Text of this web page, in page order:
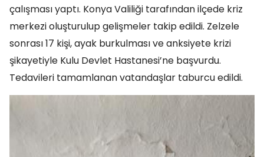
çalışması yaptı. Konya Valiliği tarafından ilçede kriz
merkezi oluşturulup gelişmeler takip edildi. Zelzele
sonrası 17 kişi, ayak burkulması ve anksiyete krizi
şikayetiyle Kulu Devlet Hastanesi’ne başvurdu.
Tedavileri tamamlanan vatandaşlar taburcu edildi.